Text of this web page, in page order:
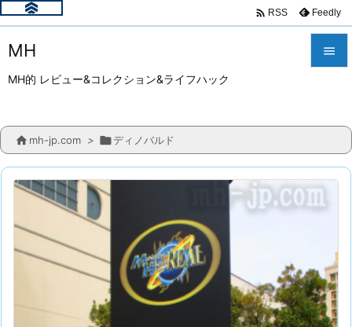



前へ

検索
 RSS Feedly
MH
MH的 レビュー&コレクション&ライフハック
 mh-jp.com > ディノバルド